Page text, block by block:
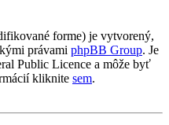
forme) je vytvorený,
právami phpBB Group. Je
Public Licence a môže byť
kliknite sem.